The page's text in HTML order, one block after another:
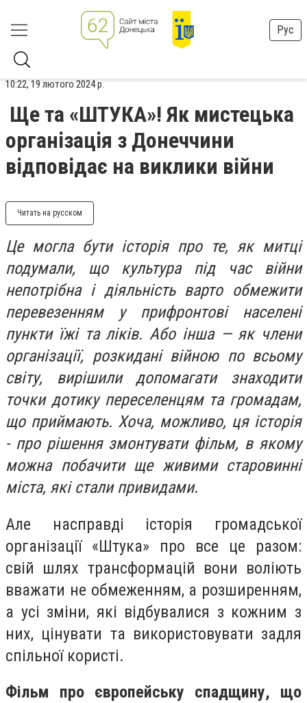
Рус
10:22, 19 лютого 2024 р.
Ще та «ШТУКА»! Як мистецька
організація з Донеччини
відповідає на виклики війни
Читать на русском
Це могла бути історія про те, як митці
подумали, що культура під час війни
непотрібна і діяльність варто обмежити
перевезенням у прифронтові населені
пункти їжі та ліків. Або інша — як члени
організації, розкидані війною по всьому
світу, вирішили допомагати знаходити
точки дотику переселенцям та громадам,
що приймають. Хоча, можливо, ця історія
- про рішення змонтувати фільм, в якому
можна побачити ще живими старовинні
міста, які стали привидами.
Але насправді історія громадської
організації «Штука» про все це разом:
свій шлях трансформацій вони воліють
вважати не обмеженням, а розширенням,
а усі зміни, які відбувалися з кожним з
них, цінувати та використовувати задля
спільної користі.
Фільм про європейську спадщину, що